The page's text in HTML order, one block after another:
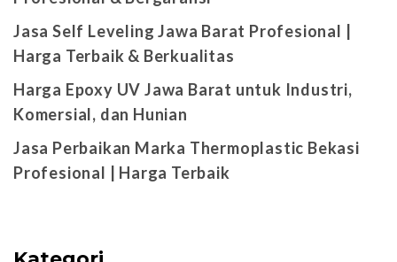
Jasa Self Leveling Jawa Barat Profesional |
Harga Terbaik & Berkualitas
Harga Epoxy UV Jawa Barat untuk Industri,
Komersial, dan Hunian
Jasa Perbaikan Marka Thermoplastic Bekasi
Profesional | Harga Terbaik